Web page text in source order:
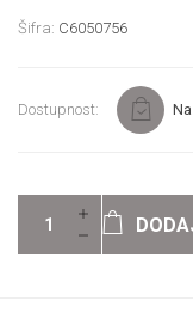
Šifra: C6050756
Dostupnost: